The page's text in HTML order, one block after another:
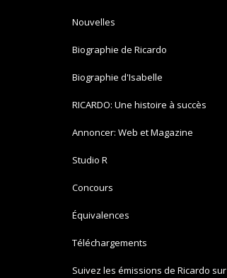
Nouvelles
Biographie de Ricardo
Biographie d'Isabelle
RICARDO: Une histoire à succès
Annoncer: Web et Magazine
Studio R
Concours
Équivalences
Téléchargements
Suivez les émissions de Ricardo sur